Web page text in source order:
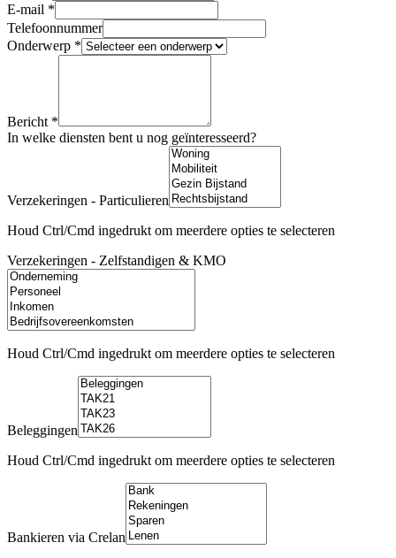
E-mail *
Telefoonnummer
Onderwerp *
Bericht *
In welke diensten bent u nog geïnteresseerd?
Verzekeringen - Particulieren
Houd Ctrl/Cmd ingedrukt om meerdere opties te selecteren
Verzekeringen - Zelfstandigen & KMO
Houd Ctrl/Cmd ingedrukt om meerdere opties te selecteren
Beleggingen
Houd Ctrl/Cmd ingedrukt om meerdere opties te selecteren
Bankieren via Crelan